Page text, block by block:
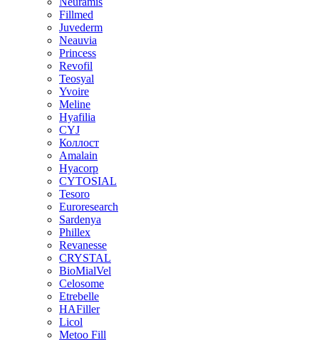
Fillmed
Juvederm
Neauvia
Princess
Revofil
Teosyal
Yvoire
Meline
Hyafilia
CYJ
Коллост
Amalain
Hyacorp
CYTOSIAL
Tesoro
Euroresearch
Sardenya
Phillex
Revanesse
CRYSTAL
BioMialVel
Celosome
Etrebelle
HAFiller
Licol
Metoo Fill